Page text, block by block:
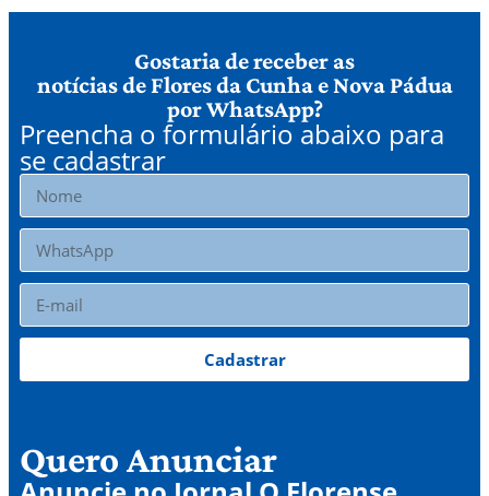
Gostaria de receber as
notícias de Flores da Cunha e Nova Pádua
por WhatsApp?
Preencha o formulário abaixo para
se cadastrar
Cadastrar
Quero Anunciar